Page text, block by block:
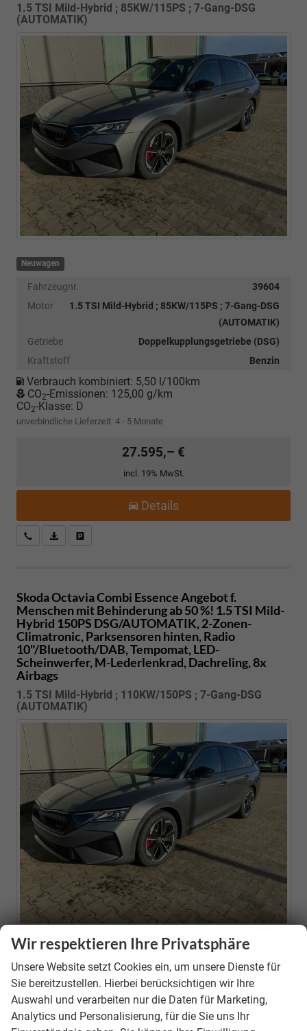
1.5 TSI Mild-Hybrid ; 85KW/115PS ; 7-Gang-DSG
(AUTOMATIK)
Neuwagen
Fahrzeugnr.
39604
Motor
1.5 TSI Mild-Hybrid ; 85KW/115PS ; 7-Gang-DSG
(AUTOMATIK)
Getriebe
Doppelkupplungsgetriebe (DSG)
Kraftstoff
Benzin
Verbrauch kombiniert: 5,50 l/100km
CO2-Emissionen: 125,00 g/km
CO2-Klasse: D
unverbindliche Lieferzeit: 4 - 5 Monate
27.595,– €
incl. 19% MwSt.
Details
Kostenloser Rückruf-Service
PDF-Datei, Fahrzeugexposé drucken
Skoda Octavia Combi Essence Angebot f.
Menschen mit Behinderung ab 50 %! 1.5 TSI Mild-
Hybrid 150PS DSG/AUTOMATIK, 2-Zonen-
Climatronic, Parksensoren hinten, Radio
10"/Bluetooth/DAB, Tempomat, LED-
Scheinwerfer, M-Lederlenkrad, Dachreling, 8x
Airbags
1.5 TSI Mild-Hybrid ; 110KW/150PS ; 7-Gang-DSG
(AUTOMATIK)
Neuwagen
Fahrzeugnr.
39646
Motor
1.5 TSI Mild-Hybrid ; 110KW/150PS ; 7-Gang-DSG
(AUTOMATIK)
Getriebe
Doppelkupplungsgetriebe (DSG)
Wir respektieren Ihre Privatsphäre
Unsere Website setzt Cookies ein, um unsere Dienste für
Sie bereitzustellen. Hierbei berücksichtigen wir Ihre
Auswahl und verarbeiten nur die Daten für Marketing,
Analytics und Personalisierung, für die Sie uns Ihr